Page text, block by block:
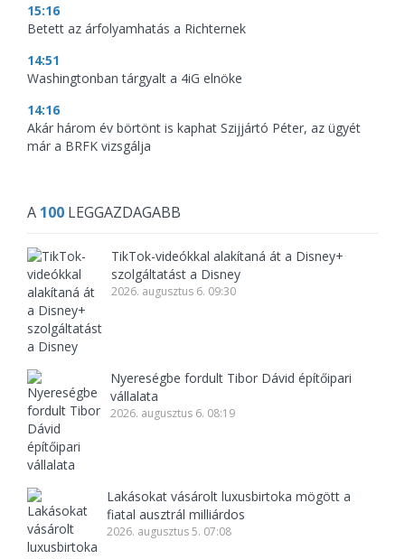
15:16
Betett az árfolyamhatás a Richternek
14:51
Washingtonban tárgyalt a 4iG elnöke
14:16
Akár három év börtönt is kaphat Szijjártó Péter, az ügyét
már a BRFK vizsgálja
A 100 LEGGAZDAGABB
TikTok-videókkal alakítaná át a Disney+
szolgáltatást a Disney
2026. augusztus 6. 09:30
Nyereségbe fordult Tibor Dávid építőipari
vállalata
2026. augusztus 6. 08:19
Lakásokat vásárolt luxusbirtoka mögött a
fiatal ausztrál milliárdos
2026. augusztus 5. 07:08